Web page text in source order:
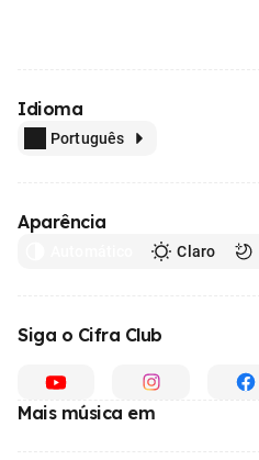
Idioma
Português
Aparência
Claro
Siga o Cifra Club
Mais música em